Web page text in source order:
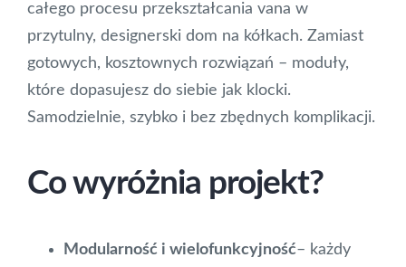
całego procesu przekształcania vana w
przytulny, designerski dom na kółkach. Zamiast
gotowych, kosztownych rozwiązań – moduły,
które dopasujesz do siebie jak klocki.
Samodzielnie, szybko i bez zbędnych komplikacji.
Co wyróżnia projekt?
Modularność i wielofunkcyjność– każdy